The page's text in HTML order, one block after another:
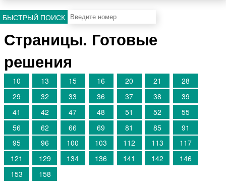
БЫСТРЫЙ ПОИСК
Страницы. Готовые
решения
10 13 15 16 20 21
28
29
32 33 36 37 38
39
41
42 47 48 51 52
55
56
62 66 69 81 85
91
95
96 100 103 112 113
117
121
129 134 136 141 142
146
153
158